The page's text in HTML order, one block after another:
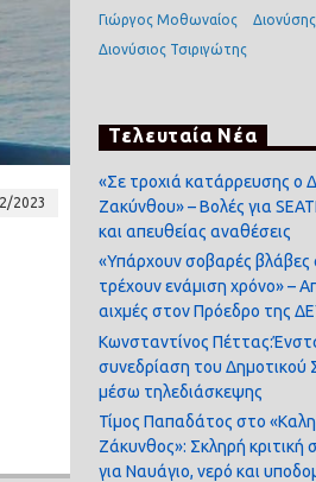
2023
Γιώργος Μοθωναίος
Διονύσιος Τσιριγώτης
Τελευταία Νέα
«Σε τροχιά κατάρρευσης ο
Ζακύνθου» – Βολές για
και απευθείας αναθέσεις
«Υπάρχουν σοβαρές βλάβες
τρέχουν ενάμιση χρόνο» –
αιχμές στον Πρόεδρο της
Κωνσταντίνος
συνεδρίαση του Δημοτικού
μέσω τηλεδιάσκεψης
Τίμος Παπαδάτος στο
Ζάκυνθος»: Σκληρή κριτική
για Ναυάγιο, νερό και